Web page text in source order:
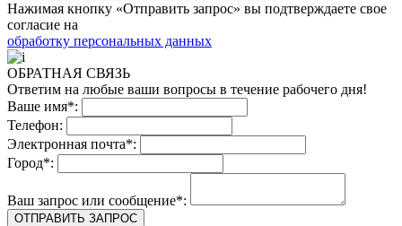
Нажимая кнопку «Отправить запрос» вы подтверждаете свое
согласие на
обработку персональных данных
ОБРАТНАЯ СВЯЗЬ
Ответим на любые ваши вопросы в течение рабочего дня!
Ваше имя*:
Телефон:
Электронная почта*:
Город*:
Ваш запрос или сообщение*:
ОТПРАВИТЬ ЗАПРОС